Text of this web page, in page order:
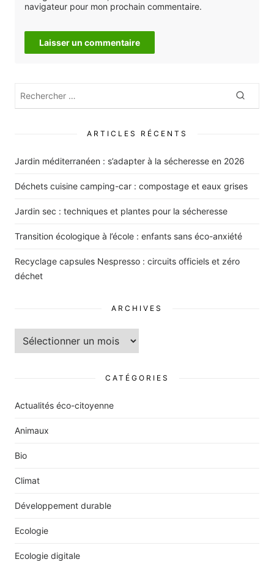
navigateur pour mon prochain commentaire.
Rechercher
:
ARTICLES RÉCENTS
Jardin méditerranéen : s’adapter à la sécheresse en 2026
Déchets cuisine camping-car : compostage et eaux grises
Jardin sec : techniques et plantes pour la sécheresse
Transition écologique à l’école : enfants sans éco-anxiété
Recyclage capsules Nespresso : circuits officiels et zéro
déchet
ARCHIVES
Archives
CATÉGORIES
Actualités éco-citoyenne
Animaux
Bio
Climat
Développement durable
Ecologie
Ecologie digitale